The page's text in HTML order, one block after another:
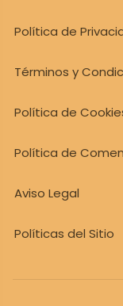
Política de
Términos y
Política de
Política de
Aviso Legal
Políticas del Sitio